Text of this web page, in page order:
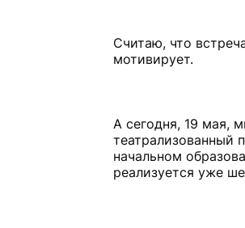
Считаю, что
мотивирует.
А сегодня, 19 мая,
театрализованный
начальном
реализуется уже